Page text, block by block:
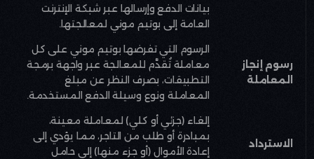
بيانات الدفع وإرسالها عبر شبكة الإنترنت
العامة إلى بوتيم موني لمعالجتها.
رسوم إنجاز
المعاملة
الرسوم التي تفرضها بوتيم موني على كل
معاملة تُقدَّم للمعالجة عبر واجهة برمجة
التطبيقات، بصرف النظر عن مبلغ
المعاملة ونوع وسيلة الدفع المستخدمة.
الاسترداد
إلغاء (جزئي أو كلي) لمعاملة معينة،
بمبادرة أو طلب من التاجر، مما يؤدي إلى
إعادة الأموال (أو جزء منها) إلى حامل